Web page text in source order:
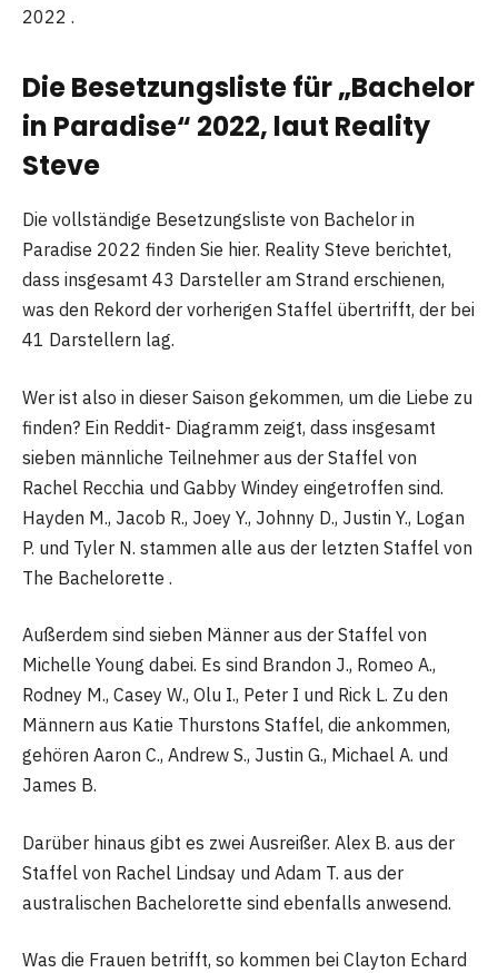
2022 .
Die Besetzungsliste für „Bachelor
in Paradise“ 2022, laut Reality
Steve
Die vollständige Besetzungsliste von Bachelor in
Paradise 2022 finden Sie hier. Reality Steve berichtet,
dass insgesamt 43 Darsteller am Strand erschienen,
was den Rekord der vorherigen Staffel übertrifft, der bei
41 Darstellern lag.
Wer ist also in dieser Saison gekommen, um die Liebe zu
finden? Ein Reddit- Diagramm zeigt, dass insgesamt
sieben männliche Teilnehmer aus der Staffel von
Rachel Recchia und Gabby Windey eingetroffen sind.
Hayden M., Jacob R., Joey Y., Johnny D., Justin Y., Logan
P. und Tyler N. stammen alle aus der letzten Staffel von
The Bachelorette .
Außerdem sind sieben Männer aus der Staffel von
Michelle Young dabei. Es sind Brandon J., Romeo A.,
Rodney M., Casey W., Olu I., Peter I und Rick L. Zu den
Männern aus Katie Thurstons Staffel, die ankommen,
gehören Aaron C., Andrew S., Justin G., Michael A. und
James B.
Darüber hinaus gibt es zwei Ausreißer. Alex B. aus der
Staffel von Rachel Lindsay und Adam T. aus der
australischen Bachelorette sind ebenfalls anwesend.
Was die Frauen betrifft, so kommen bei Clayton Echard